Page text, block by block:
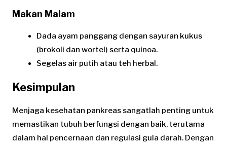
Makan Malam
Dada ayam panggang dengan sayuran kukus
(brokoli dan wortel) serta quinoa.
Segelas air putih atau teh herbal.
Kesimpulan
Menjaga kesehatan pankreas sangatlah penting untuk
memastikan tubuh berfungsi dengan baik, terutama
dalam hal pencernaan dan regulasi gula darah. Dengan